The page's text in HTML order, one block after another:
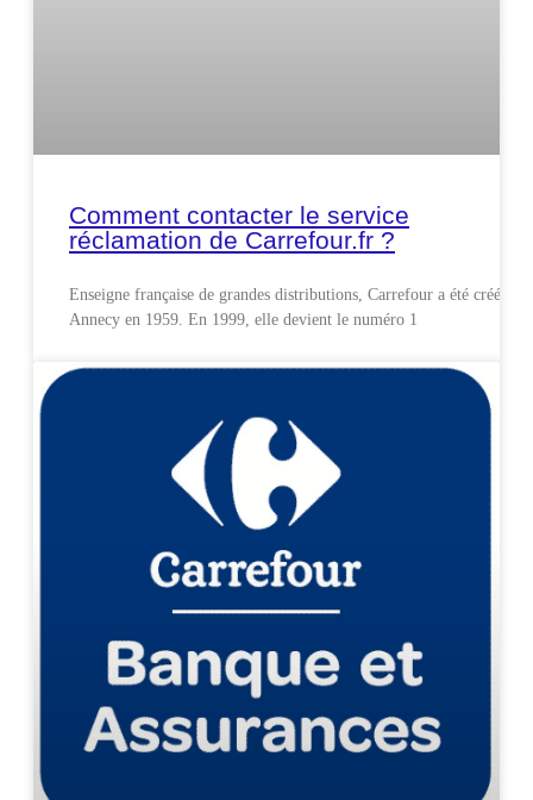
Comment contacter le service
réclamation de Carrefour.fr ?
Enseigne française de grandes distributions, Carrefour a été créée à
Annecy en 1959. En 1999, elle devient le numéro 1